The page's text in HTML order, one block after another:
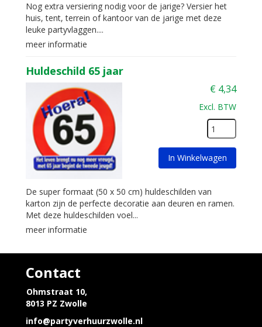
Nog extra versiering nodig voor de jarige? Versier het
huis, tent, terrein of kantoor van de jarige met deze
leuke partyvlaggen....
meer informatie
Huldeschild 65 jaar
€ 4,34
Excl. BTW
In Winkelwagen
De super formaat (50 x 50 cm) huldeschilden van
karton zijn de perfecte decoratie aan deuren en ramen.
Met deze huldeschilden voel...
meer informatie
Contact
Ohmstraat 10,
8013 PZ Zwolle
info@partyverhuurzwolle.nl